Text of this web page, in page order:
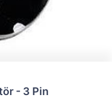
- 3 Pin